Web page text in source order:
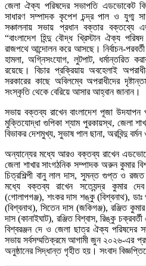
জেলা ঐক্য পরিষদের সভাপতি এডভোকেট
সাধারণ সম্পাদক কৃপেশ চন্দ্র পাল ও যুগ্ম
সঞ্চালনায় সভায় প্রধান বক্তার বক্তব্যে
“বাংলাদেশ হিন্দু বৌদ্ধ খ্রিস্টান ঐক্য
রাজপথে আন্দোলন করে আসছে। নির্বাচন-
হামলা, অগ্নিসংযোগ, লুটপাট, ধর্মান্তরিত
রয়েছে। বিচার প্রক্রিয়ায় অবহেলাই
সরকারের কাছে অবিলম্বে অপরাধীদের
সংস্কৃতি থেকে বেরিয়ে আসার আহ্বান জানান।
সভায় বক্তব্য রাখেন বাংলাদেশ পূজা উদযাপন
মুক্তিযোদ্ধা গুপিকা শ্যাম পুরকায়স্থ, জেলা
বিভাকর দেশমুখ্য, সুভাষ পাল ছানা, অরবিন্দু
অন্যান্যের মধ্যে আরও বক্তব্য রাখেন
জেলা শাখার সাংগঠনিক সম্পাদক অরুন কুমার
চিত্রশিল্পী বানু লাল দাস, সুমন্ত গুপ্ত ও রজত
মধ্যে বক্তব্য রাখেন সত্যেন্দ্র কুমার
(গোলাপগঞ্জ), শংকর দাস শঙ্কু (বিশ্বনাথ), ডাঃ
(বিশ্বনাথ), সিতেন দাস (জকিগঞ্জ), রঞ্জিত
দাস (কানাইঘাট), রঞ্জিত বিশ্বাস, রিঙ্কু চক্রবর্তী
বিশ্বরঞ্জন দে ও জেলা ছাত্র ঐক্য পরিষদের
সভায় সর্বসম্মতিক্রমে আগামী জুন ২০২৬-এর
অনুষ্ঠানের সিদ্ধান্ত গৃহীত হয়। সংবাদ